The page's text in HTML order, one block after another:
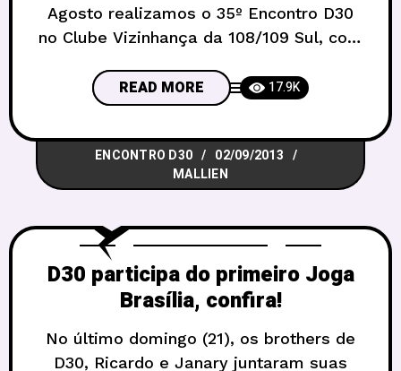
Agosto realizamos o 35º Encontro D30
no Clube Vizinhança da 108/109 Sul, com
das poucas mesas inscritas desta vez
(pessoal, lembrem-se que os temas são
votados por vocês! Não tem desculpa
para não ter idéias a tempo para o
evento!), e do evento
READ MORE 17.9K
ENCONTRO D30
02/09/2013
MALLIEN
D30 participa do primeiro Joga
Brasília, confira!
No último domingo (21), os brothers de
D30, Ricardo e Janary juntaram suas